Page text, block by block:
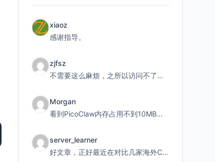
xiaoz
感谢指导。
zjfsz
不需要这么麻烦，之所以访问不了，是由于非对称路由的问题，在爱快主路由添加一条静态路由192.168.
Morgan
看到PicoClaw内存占用不到10MB这个数据真的很惊喜，确实很适合我这种想用旧设备折腾AI的小白
server_learner
好文章，正好最近在对比几家海外CDN。文中提到CF免费版不支持自定义回源端口和HOST这个痛点太真实